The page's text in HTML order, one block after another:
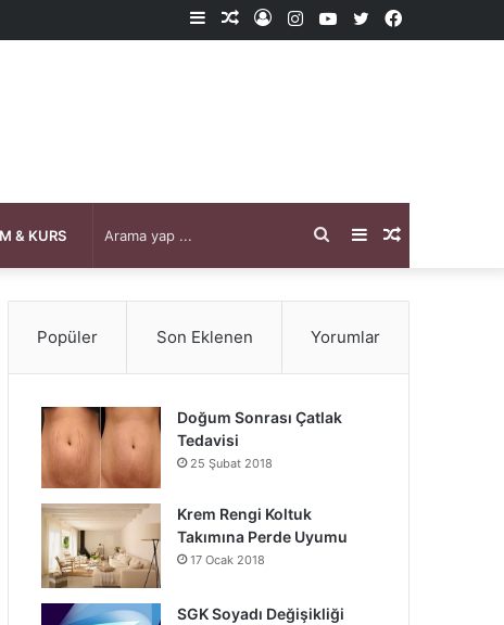
Facebook
X
YouTube
Instagram
Kayıt
Rastgele
Kenar
& KURS Rastgele
Makale
Kenar
Bölmesi
Arama
yap
Popüler Son Eklenen Yorumlar
Doğum Sonrası Çatlak
Tedavisi
25 Şubat 2018
Krem Rengi Koltuk
Takımına Perde Uyumu
17 Ocak 2018
SGK Soyadı Değişikliği